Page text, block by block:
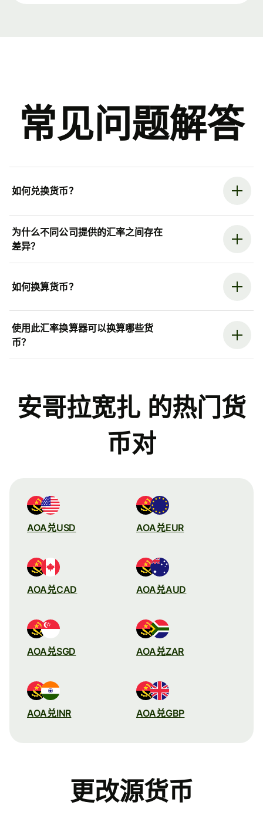
常见问题解答
如何兑换货币？
为什么不同公司提供的汇率之间存在
差异？
如何换算货币？
使用此汇率换算器可以换算哪些货
币？
安哥拉宽扎 的热门货
币对
AOA兑USD AOA兑EUR
AOA兑CAD AOA兑AUD
AOA兑SGD AOA兑ZAR
AOA兑INR AOA兑GBP
更改源货币